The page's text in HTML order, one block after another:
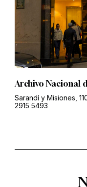
Archivo Nacional
Sarandí y Misiones,
2915 5493